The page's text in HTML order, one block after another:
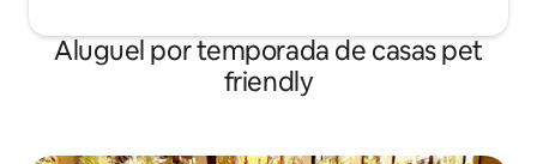
Aluguel por temporada de casas pet
friendly